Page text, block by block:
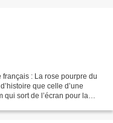
: La rose pourpre du
que celle d’une
qui sort de l’écran pour la